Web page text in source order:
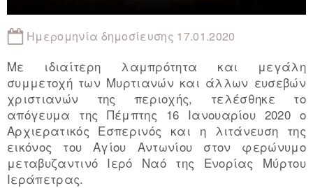
Ημερομηνία δημοσίευσης 17.01.2020
Με ιδιαίτερη λαμπρότητα και μεγάλη
συμμετοχή των Μυρτιανών και άλλων ευσεβών
χριστιανών της περιοχής, τελέσθηκε το
απόγευμα της Πέμπτης 16 Ιανουαρίου 2020 ο
Αρχιερατικός Εσπερινός και η λιτάνευση της
εικόνος του Αγίου Αντωνίου στον φερώνυμο
μεταβυζαντινό Ιερό Ναό της Ενορίας Μύρτου
Ιεράπετρας.